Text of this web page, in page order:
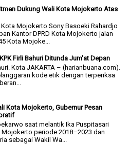
Dukung Wali Kota Mojokerto Atas
Kota Mojokerto Sony Basoeki Rahardjo
Kantor DPRD Kota Mojokerto jalan
Kota Mojoke...
Firli Bahuri Ditunda Jum'at Depan
Kota JAKARTA – (harianbuana.com).
kode etik dengan terperiksa
Kota Mojokerto, Gubernur Pesan
saat melantik Ika Puspitasari
periode 2018–2023 dan
sebagai Wakil Wa...